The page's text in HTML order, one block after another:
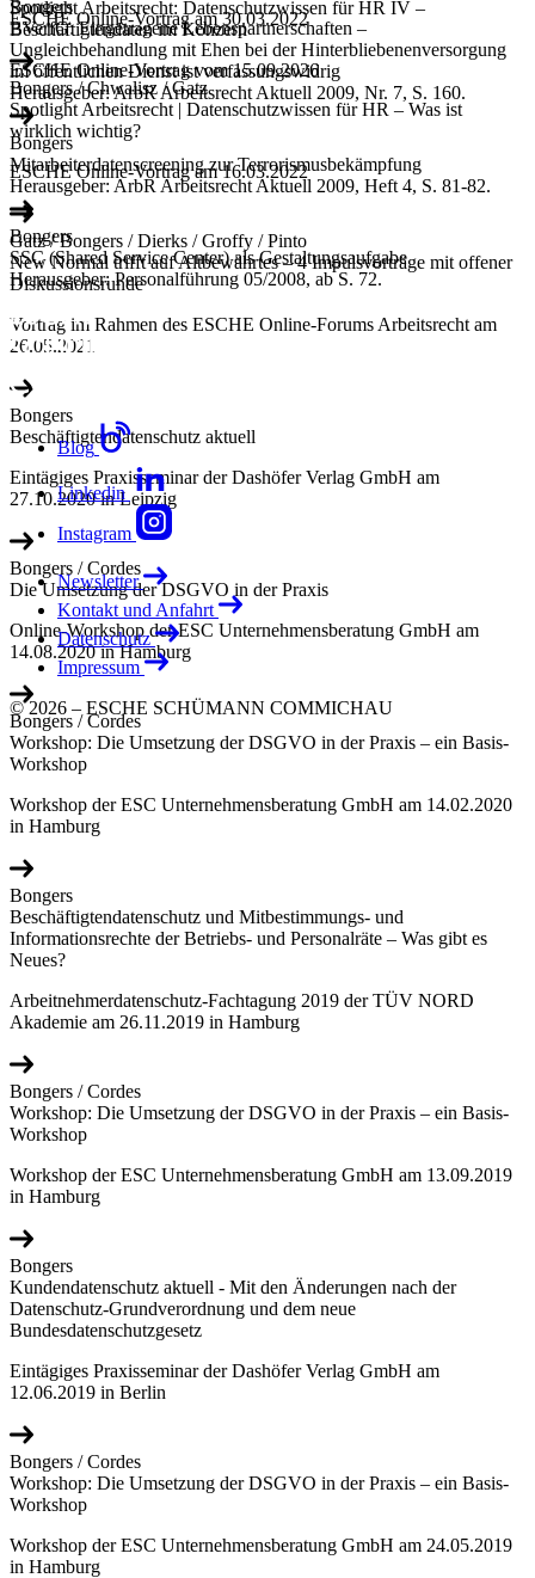
ESCHE Online-Vortrag am 30.03.2022
Bongers / Chwalisz / Gatz
Spotlight Arbeitsrecht | Datenschutzwissen für HR – Was ist
wirklich wichtig?
ESCHE Online-Vortrag am 16.03.2022
Gatz / Bongers / Dierks / Groffy / Pinto
New Normal trifft auf Altbewährtes – 4 Impulsvorträge mit offener
Diskussionsrunde
Vortrag im Rahmen des ESCHE Online-Forums Arbeitsrecht am
26.05.2021
Bongers
Beschäftigtendatenschutz aktuell
Eintägiges Praxisseminar der Dashöfer Verlag GmbH am
27.10.2020 in Leipzig
Bongers / Cordes
Die Umsetzung der DSGVO in der Praxis
Online-Workshop der ESC Unternehmensberatung GmbH am
14.08.2020 in Hamburg
Bongers / Cordes
Workshop: Die Umsetzung der DSGVO in der Praxis – ein Basis-
Workshop
Workshop der ESC Unternehmensberatung GmbH am 14.02.2020
in Hamburg
Bongers
Beschäftigtendatenschutz und Mitbestimmungs- und
Informationsrechte der Betriebs- und Personalräte – Was gibt es
Neues?
Arbeitnehmerdatenschutz-Fachtagung 2019 der TÜV NORD
Akademie am 26.11.2019 in Hamburg
Bongers / Cordes
Workshop: Die Umsetzung der DSGVO in der Praxis – ein Basis-
Workshop
Workshop der ESC Unternehmensberatung GmbH am 13.09.2019
in Hamburg
Bongers
Kundendatenschutz aktuell - Mit den Änderungen nach der
Datenschutz-Grundverordnung und dem neue
Bundesdatenschutzgesetz
Eintägiges Praxisseminar der Dashöfer Verlag GmbH am
12.06.2019 in Berlin
Bongers / Cordes
Workshop: Die Umsetzung der DSGVO in der Praxis – ein Basis-
Workshop
Workshop der ESC Unternehmensberatung GmbH am 24.05.2019
in Hamburg
Bongers
BVerfG: Eingetragene Lebenspartnerschaften –
Ungleichbehandlung mit Ehen bei der Hinterbliebenenversorgung
im öffentlichen Dienst ist verfassungswidrig
Herausgeber: ArbR Arbeitsrecht Aktuell 2009, Nr. 7, S. 160.
Bongers
Mitarbeiterdatenscreening zur Terrorismusbekämpfung
Herausgeber: ArbR Arbeitsrecht Aktuell 2009, Heft 4, S. 81-82.
Bongers
SSC (Shared Service Center) als Gestaltungsaufgabe
Herausgeber: Personalführung 05/2008, ab S. 72.
Spotlight Arbeitsrecht: Datenschutzwissen für HR IV –
Beschäftigtendaten im Konzern
ESCHE Online-Vortrag vom 15.09.2026
Blog
Linkedin
Instagram
Newsletter
Kontakt und Anfahrt
Datenschutz
Impressum
© 2026 – ESCHE SCHÜMANN COMMICHAU